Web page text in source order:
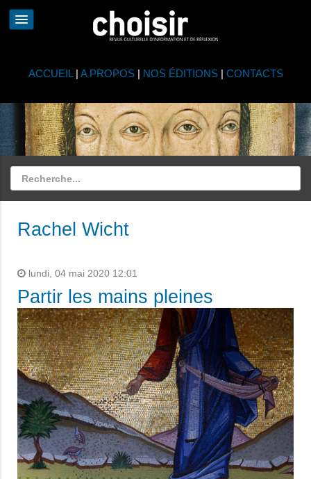
ACCUEIL | A PROPOS| NOS ÉDITIONS| CONTACTS
Rachel Wicht
lundi, 04 mai 2020 12:01
Partir les mains pleines